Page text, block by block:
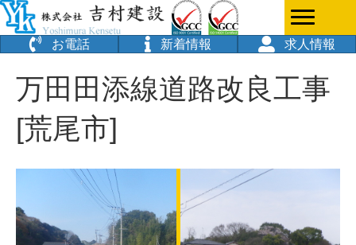
お電話 新着情報 求人情報
万田田添線道路改良工事
[荒尾市]